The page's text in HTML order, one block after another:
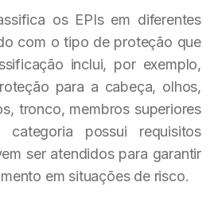
os EPIs em diferentes
com o tipo de proteção que
inclui, por exemplo,
para a cabeça, olhos,
tronco, membros superiores
categoria possui requisitos
ser atendidos para garantir
em situações de risco.